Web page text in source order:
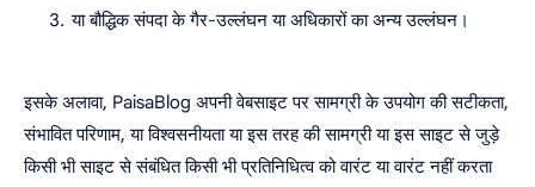
या बौद्धिक संपदा के गैर-उल्लंघन या अधिकारों का अन्य उल्लंघन।
इसके अलावा, PaisaBlog अपनी वेबसाइट पर सामग्री के उपयोग की सटीकता,
संभावित परिणाम, या विश्वसनीयता या इस तरह की सामग्री या इस साइट से जुड़े
किसी भी साइट से संबंधित किसी भी प्रतिनिधित्व को वारंट या वारंट नहीं करता